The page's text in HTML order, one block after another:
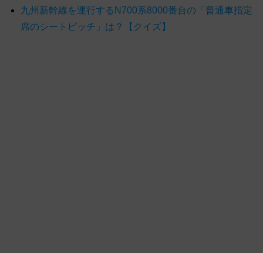
九州新幹線を運行するN700系8000番台の「普通車指定
席のシートピッチ」は？【クイズ】